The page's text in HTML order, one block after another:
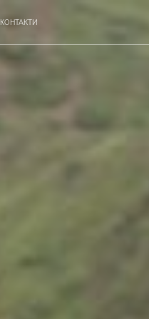
КОНТАКТИ